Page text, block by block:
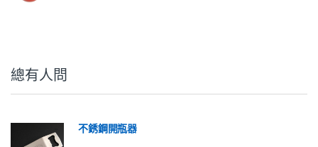
總有人問
不銹鋼開瓶器